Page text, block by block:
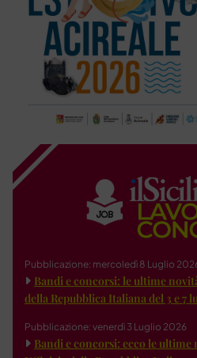
Pubblicazione: mercoledì 8 Luglio
Bandi e concorsi: le ultime
della Repubblica Italiana del 3 e 7
Pubblicazione: venerdì 3 Luglio 2026
Bandi e concorsi: ecco le ultime